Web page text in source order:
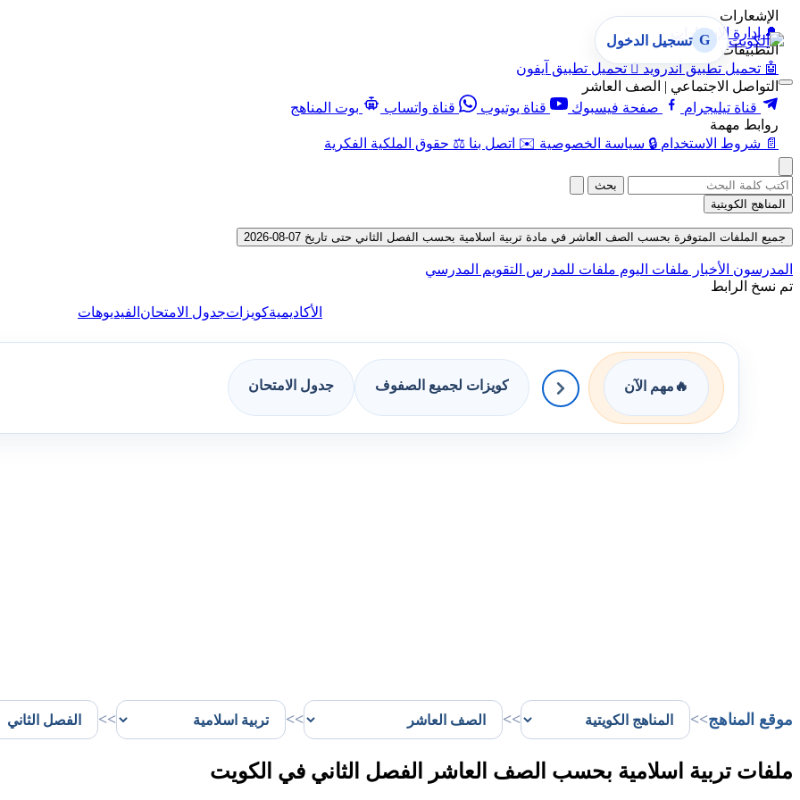
الإشعارات
🔔 إدارة الإشعارات
التطبيقات
🤖 تحميل تطبيق أندرويد  تحميل تطبيق آيفون
التواصل الاجتماعي | الصف العاشر
قناة تيليجرام
صفحة فيسبوك قناة يوتيوب قناة واتساب
بوت المناهج
روابط مهمة
📄 شروط الاستخدام 🔒 سياسة الخصوصية ✉️ اتصل بنا ⚖️ حقوق الملكية الفكرية
G تسجيل الدخول
بحث
المناهج الكويتية
جميع الملفات المتوفرة بحسب الصف العاشر في مادة تربية اسلامية بحسب الفصل الثاني حتى تاريخ 07-08-2026
المدرسون الأخبار ملفات اليوم ملفات للمدرس التقويم المدرسي
تم نسخ الرابط
الأكاديميةكويزاتجدول الامتحان الفيديوهات
🔥 مهم الآن كويزات لجميع الصفوف جدول الامتحان
موقع المناهج>>
>>
>>
>>
ملفات تربية اسلامية بحسب الصف العاشر الفصل الثاني في الكويت